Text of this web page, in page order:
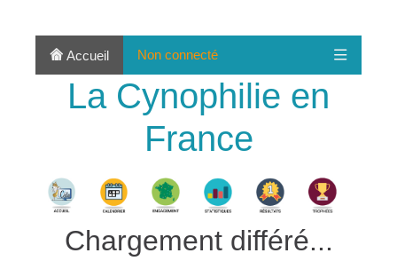
Accueil Non connecté
La Cynophilie en
France
Chargement différé...